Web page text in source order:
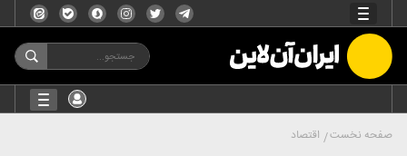
صفحه نخست اقتصاد